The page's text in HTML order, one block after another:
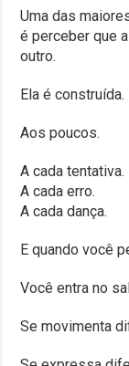
Uma das
é perceber que
outro.
Ela é construída.
Aos poucos.
A cada tentativa.
A cada erro.
A cada dança.
E quando você
Você entra no
Se movimenta